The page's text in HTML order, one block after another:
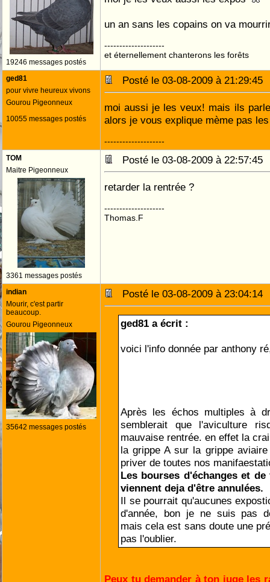
19246 messages postés
un an sans les copains on va
--------------------
et éternellement chanterons les forêts
ged81
pour vivre heureux vivons
Gourou Pigeonneux
10055 messages postés
Posté le 03-08-2009 à
moi aussi je les veux! mais ils
alors je vous explique mème pas
--------------------
TOM
Maitre Pigeonneux
3361 messages postés
Posté le 03-08-2009 à
retarder la rentrée ?
--------------------
Thomas.F
indian
Mourir, c'est partir
beaucoup.
Gourou Pigeonneux
35642 messages postés
Posté le 03-08-2009 à
ged81 a écrit :
voici l'info donnée par anthony
Après les échos multiples à
semblerait que l'aviculture
mauvaise rentrée. en effet la
la grippe A sur la grippe
priver de toutes nos
Les bourses d'échanges et
viennent deja d'être annulées.
Il se pourrait qu'aucunes
d'année, bon je ne suis pas
mais cela est sans doute une
pas l'oublier.
Peux tu demander à ton juge les